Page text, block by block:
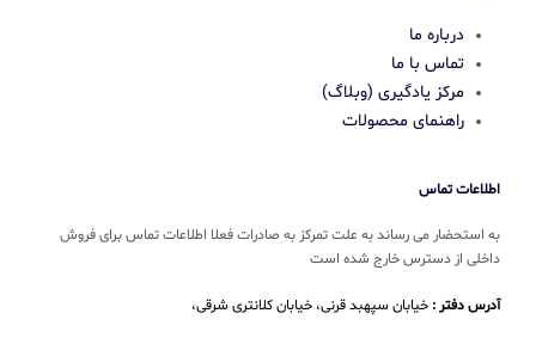
درباره ما
تماس با ما
مرکز یادگیری (وبلاگ)
راهنمای محصولات
اطلاعات تماس
به استحضار می رساند به علت تمرکز به صادرات فعلا اطلاعات تماس برای فروش
داخلی از دسترس خارج شده است
آدرس دفتر : خیابان سپهبد قرنی، خیابان کلانتری شرقی،